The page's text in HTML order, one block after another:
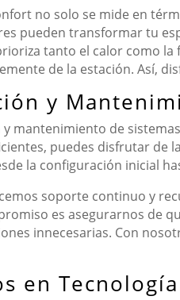
no solo se mide en
pueden transformar tu
tanto el calor como
de la estación. Así,
y
y mantenimiento de
puedes disfrutar de
la configuración inicial
soporte continuo y
es asegurarnos de
innecesarias. Con
en